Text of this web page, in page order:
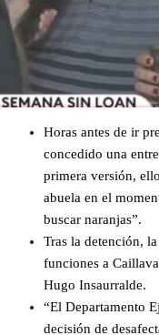
Horas antes de ir
concedido una
primera versión,
abuela en el
buscar naranjas”.
Tras la detención,
funciones a
Hugo Insaurralde.
“El Departamento
decisión de